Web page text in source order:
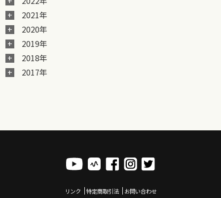
2021年
2020年
2019年
2018年
2017年
リンク 特定商取引法 お問い合わせ